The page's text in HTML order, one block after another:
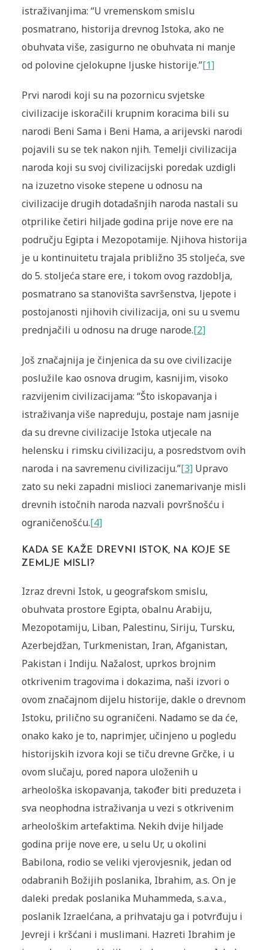
istraživanjima: “U vremenskom smislu
posmatrano, historija drevnog Istoka, ako ne
obuhvata više, zasigurno ne obuhvata ni manje
od polovine cjelokupne ljuske historije.”[1]
Prvi narodi koji su na pozornicu svjetske
civilizacije iskoračili krupnim koracima bili su
narodi Beni Sama i Beni Hama, a arijevski narodi
pojavili su se tek nakon njih. Temelji civilizacija
naroda koji su svoj civilizacijski poredak uzdigli
na izuzetno visoke stepene u odnosu na
civilizacije drugih dotadašnjih naroda nastali su
otprilike četiri hiljade godina prije nove ere na
području Egipta i Mezopotamije. Njihova historija
je u kontinuitetu trajala približno 35 stoljeća, sve
do 5. stoljeća stare ere, i tokom ovog razdoblja,
posmatrano sa stanovišta savršenstva, ljepote i
postojanosti njihovih civilizacija, oni su u svemu
prednjačili u odnosu na druge narode.[2]
Još značajnija je činjenica da su ove civilizacije
poslužile kao osnova drugim, kasnijim, visoko
razvijenim civilizacijama: “Što iskopavanja i
istraživanja više napreduju, postaje nam jasnije
da su drevne civilizacije Istoka utjecale na
helensku i rimsku civilizaciju, a posredstvom ovih
naroda i na savremenu civilizaciju.”[3]Upravo
zato su neki zapadni mislioci zanemarivanje misli
drevnih istočnih naroda nazvali površnošću i
ograničenošću.[4]
KADA SE KAŽE DREVNI ISTOK, NA KOJE SE
ZEMLJE MISLI?
Izraz drevni Istok, u geografskom smislu,
obuhvata prostore Egipta, obalnu Arabiju,
Mezopotamiju, Liban, Palestinu, Siriju, Tursku,
Azerbejdžan, Turkmenistan, Iran, Afganistan,
Pakistan i Indiju. Nažalost, uprkos brojnim
otkrivenim tragovima i dokazima, naši izvori o
ovom značajnom dijelu historije, dakle o drevnom
Istoku, prilično su ograničeni. Nadamo se da će,
onako kako je to, naprimjer, učinjeno u pogledu
historijskih izvora koji se tiču drevne Grčke, i u
ovom slučaju, pored napora uloženih u
arheološka iskopavanja, također biti preduzeta i
sva neophodna istraživanja u vezi s otkrivenim
arheološkim artefaktima. Nekih dvije hiljade
godina prije nove ere, u selu Ur, u okolini
Babilona, rodio se veliki vjerovjesnik, jedan od
odabranih Božijih poslanika, Ibrahim, a.s. On je
daleki predak poslanika Muhammeda, s.a.v.a.,
poslanik Izraelćana, a prihvataju ga i potvrđuju i
Jevreji i kršćani i muslimani. Hazreti Ibrahim je